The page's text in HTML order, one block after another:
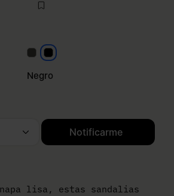
MarrónNegro
Negro
Notificarme
lisa, estas sandalias